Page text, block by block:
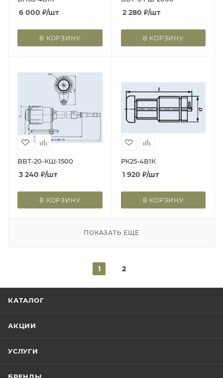
6 000 ₽/шт
В КОРЗИНУ
2 280 ₽/шт
В КОРЗИНУ
ВВТ-20-КШ-1500
3 240 ₽/шт
В КОРЗИНУ
РК25-4В1К
1 920 ₽/шт
В КОРЗИНУ
ПОКАЗАТЬ ЕЩЕ
1 2
КАТАЛОГ
АКЦИИ
УСЛУГИ